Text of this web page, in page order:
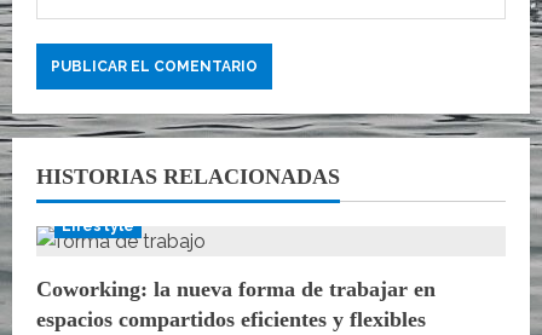
HISTORIAS RELACIONADAS
Lifestyle
Coworking: la nueva forma de trabajar en
espacios compartidos eficientes y flexibles